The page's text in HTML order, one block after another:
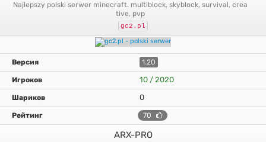
najlepszy polski serwer minecraft. multiblock, skyblock, survival, crea
tive, pvp
gc2.pl
1.20
10 / 2020
0
70
ARX-PRO